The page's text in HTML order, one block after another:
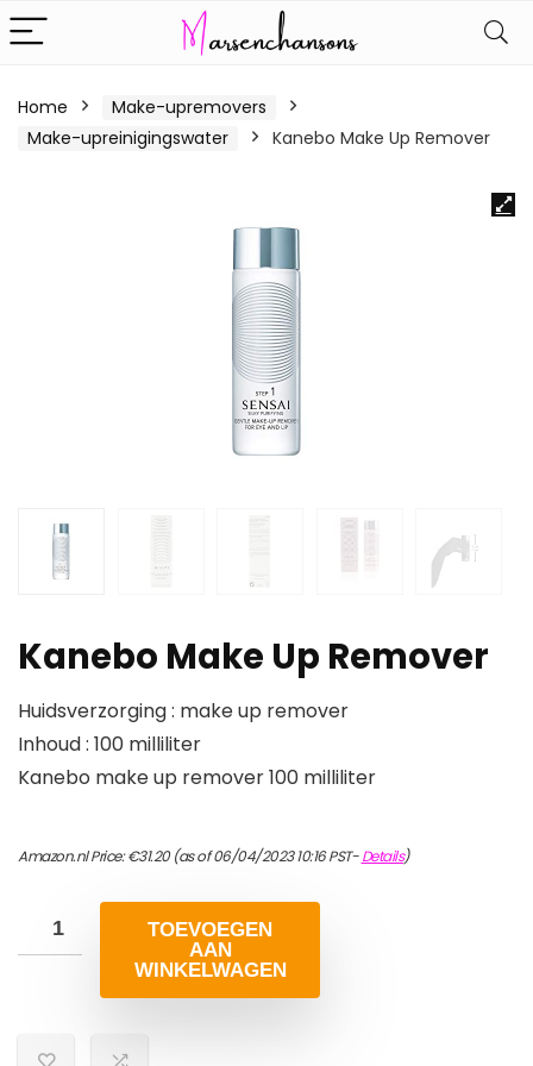
Home
Make-upremovers
Make-upreinigingswater
Kanebo Make Up Remover
Kanebo Make Up Remover
Huidsverzorging : make up remover
Inhoud : 100 milliliter
Kanebo make up remover 100 milliliter
Amazon.nl Price:€31.20(as of 06/04/2023 10:16 PST-Details)
TOEVOEGEN
AAN
WINKELWAGEN